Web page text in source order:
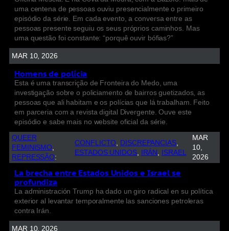
uma centena de pessoas ouviu presencialmente o primeiro
episódio da série. Em cada evento, a conversa entre as
pessoas presente seguiu os seus próprios caminhos. Mas
uma questão foi constante: “porquê ouvir bófias?”
MAR 10, 2026
Homens de polícia
Esta é uma transcrição de Fronteira do Medo, uma
investigação sobre o policiamento de bairros guetizados, as
pessoas que ali habitam e os polícias que lá trabalham. Feito
em parceria com a revista digital Divergente. Ouve este
episódio e sabe mais no website oficial da série.
QUEER
FEMINISMO
REPRESSÃO:
CONFLICTO DISCREPANCIAS
ESTADOS UNIDOS, IRÁN ISRAEL
MAR
10,
2026
La brecha entre Estados Unidos e Israel se
profundiza
La administración Trump ha dado un giro radical en su política
exterior al levantar temporalmente las sanciones petroleras
contra Irán.
MAR 10, 2026